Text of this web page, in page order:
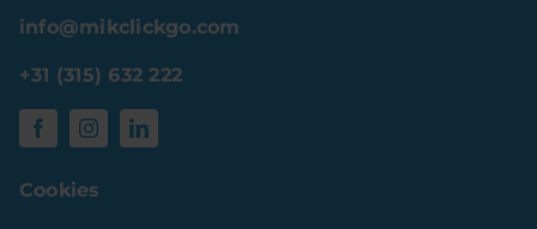
info@mikclickgo.com
+31 (315) 632 222
Cookies